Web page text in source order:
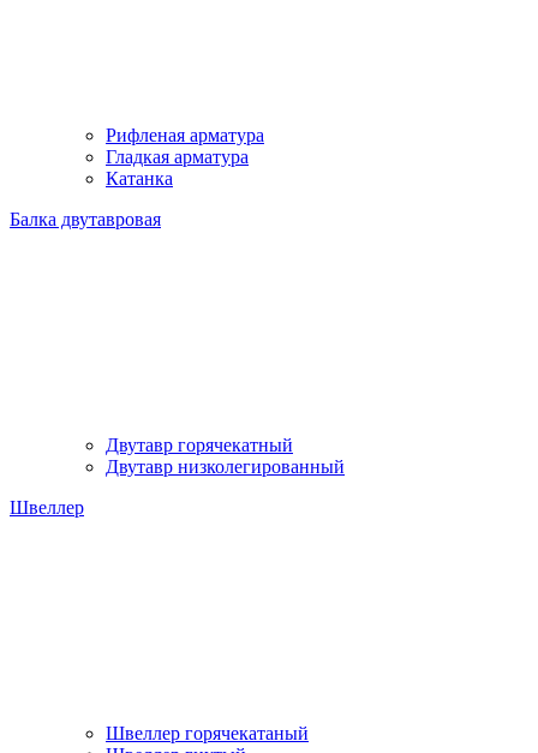
Рифленая арматура
Гладкая арматура
Катанка
Балка двутавровая
Двутавр горячекатный
Двутавр низколегированный
Швеллер
Швеллер горячекатаный